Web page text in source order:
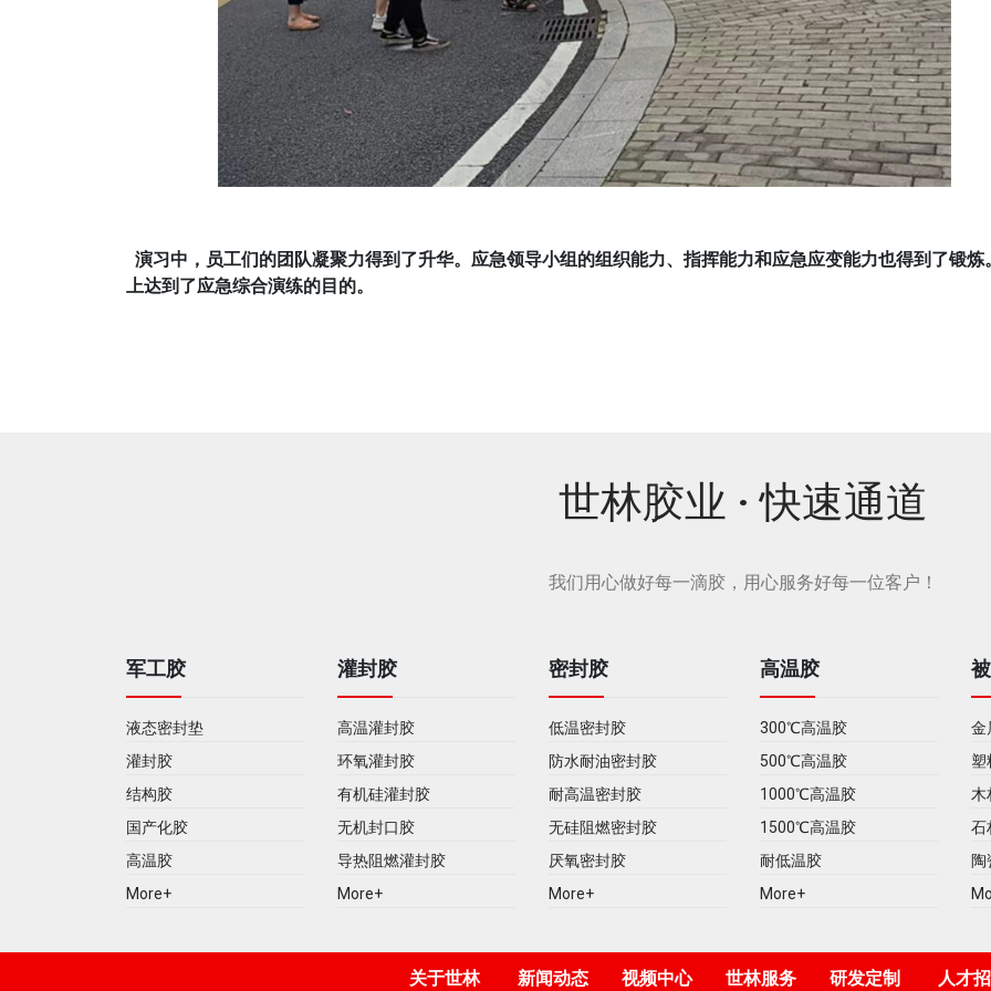
演习中，员工们的团队凝聚力得到了升华。应急领导小组的组织能力、指挥能力和应急应变能力也得到了锻炼
上达到了应急综合演练的目的。
世林胶业 · 快速通道
我们用心做好每一滴胶，用心服务好每一位客户！
军工胶
液态密封垫
灌封胶
结构胶
国产化胶
高温胶
More+
灌封胶
高温灌封胶
环氧灌封胶
有机硅灌封胶
无机封口胶
导热阻燃灌封胶
More+
密封胶
低温密封胶
防水耐油密封胶
耐高温密封胶
无硅阻燃密封胶
厌氧密封胶
More+
高温胶
300℃高温胶
500℃高温胶
1000℃高温胶
1500℃高温胶
耐低温胶
More+
金
塑
木
石
陶
关于世林 新闻动态 视频中心 世林服务 研发定制 人才